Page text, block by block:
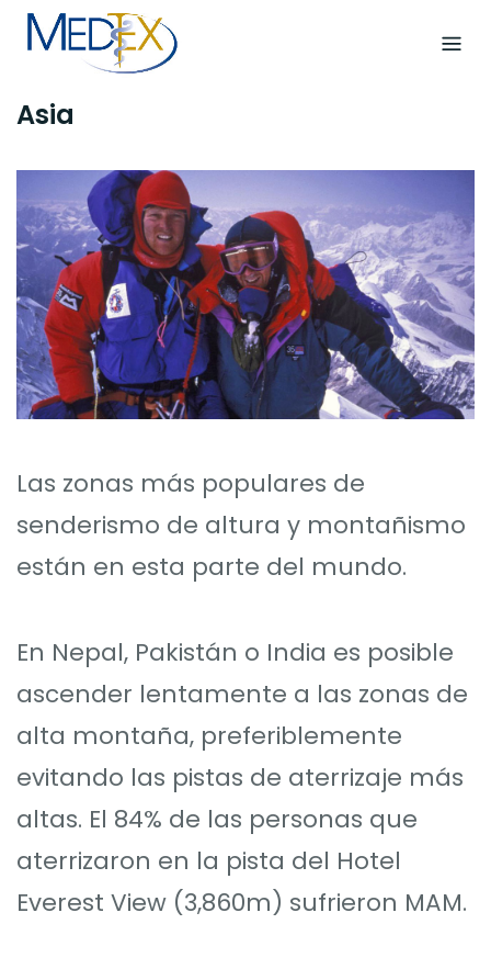
Skip
Asia
Las zonas más populares de
senderismo de altura y montañismo
están en esta parte del mundo.
En Nepal, Pakistán o India es posible
ascender lentamente a las zonas de
alta montaña, preferiblemente
evitando las pistas de aterrizaje más
altas. El 84% de las personas que
aterrizaron en la pista del Hotel
Everest View (3,860m) sufrieron MAM.